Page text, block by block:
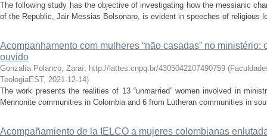
The following study has the objective of investigating how the messianic
of the Republic, Jair Messias Bolsonaro, is evident in speeches of religious
Acompanhamento com mulheres “não casadas” no
ouvido
Gonzalía Polanco, Zaraí; http://lattes.cnpq.br/4305042107490759 (
TeologiaEST, 2021-12-14)
The work presents the realities of 13 “unmarried” women involved in
Mennonite communities in Colombia and 6 from Lutheran communities in
Acompañamiento de la IELCO a mujeres colombianas